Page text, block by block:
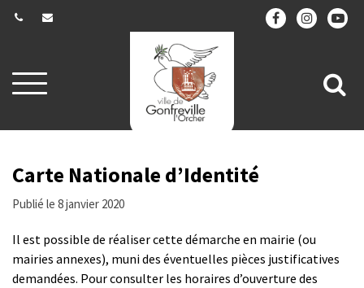
Aller
à
navigation
à
Carte Nationale d’Identité
Publié le 8 janvier 2020
Il est possible de réaliser cette démarche en mairie (ou
mairies annexes), muni des éventuelles pièces justificatives
demandées. Pour consulter les horaires d’ouverture des